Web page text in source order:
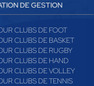
DE GESTION
CLUBS DE FOOT
CLUBS DE BASKET
CLUBS DE RUGBY
CLUBS DE HAND
CLUBS DE VOLLEY
CLUBS DE TENNIS